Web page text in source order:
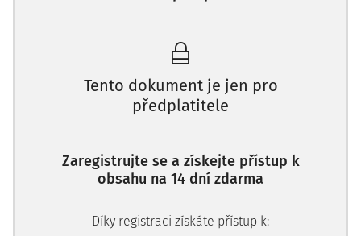
studiu nebo praxi. Zařazení této právní úpravy do
přechodných ustanovení je tradiční, nicméně je poněkud
zavádějící v tom, že vlastně nejde o právní úpravu
odpovědnostních vztahů z výkonu závislé práce, neboť
pracovněprávním vztahu.
Důvodem této úpravy je, že v první redakci nyní platného
úrazů a nemocí z povolání zařazeno do přechodných a
Tento dokument je jen pro
předplatitele
Zaregistrujte se a získejte přístup k
obsahu na 14 dní zdarma
Díky registraci získáte přístup k: